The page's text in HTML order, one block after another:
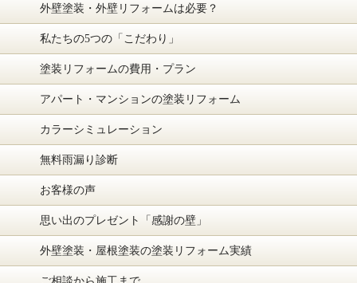
外壁塗装・外壁リフォームは必要？
私たちの5つの「こだわり」
塗装リフォームの費用・プラン
アパート・マンションの塗装リフォーム
カラーシミュレーション
無料雨漏り診断
お客様の声
思い出のプレゼント「感謝の壁」
外壁塗装・屋根塗装の塗装リフォーム実績